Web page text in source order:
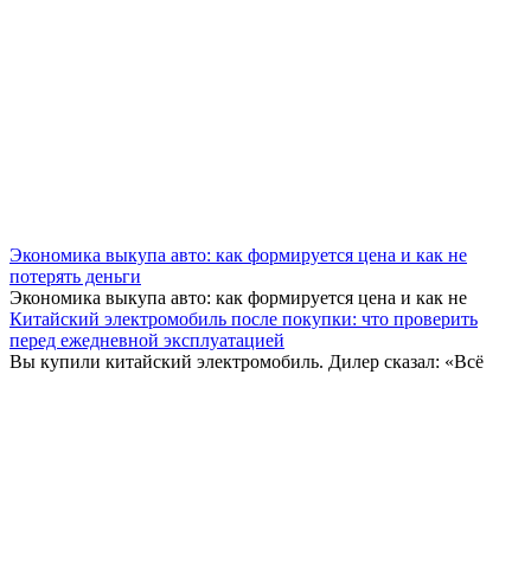
Экономика выкупа авто: как формируется цена и как не
потерять деньги
Экономика выкупа авто: как формируется цена и как не
Китайский электромобиль после покупки: что проверить
перед ежедневной эксплуатацией
Вы купили китайский электромобиль. Дилер сказал: «Всё